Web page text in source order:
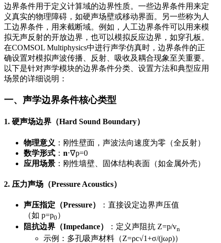
边界条件用于定义计算域的边界性质。一些边界条件用来定
义真实的物理障碍，如硬声场壁或移动界面。另一些称为人
工边界条件，用来截断域。例如，人工边界条件可以用来模
拟无声反射的开放边界，也可以模拟反应边界，如穿孔板。
在COMSOL Multiphysics中进行声学仿真时，边界条件的正
确设置对模拟声波传播、反射、吸收及耦合现象至关重要。
以下是针对声学模块的边界条件分类、设置方法和典型应用
场景的详细说明：
一、声学边界条件核心类型
1. 硬声场边界（Hard Sound Boundary）
物理意义 ：刚性壁面，声波法向速度为零（全反射）
数学形式 ： n⋅∇p=0
应用场景 ：刚性墙壁、固体结构表面（如金属外壳）
2. 压力声场（Pressure Acoustics）
声压指定（Pressure）
：直接设定边界声压值
（如 p=p0 ）
阻抗边界（Impedance）
：定义声阻抗 Z=p/vn
示例：多孔吸声材料（Z=ρc√1+σ/(jωρ)）